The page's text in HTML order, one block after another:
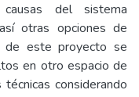
del sistema
otras opciones de
este proyecto se
en otro espacio de
considerando